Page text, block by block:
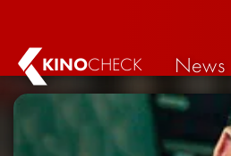
KINOCHECK News